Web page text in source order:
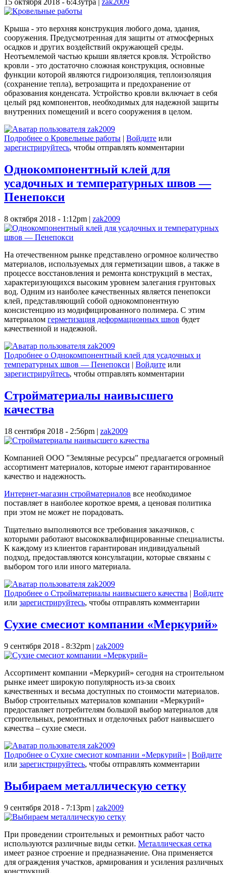
15 октября 2018 - 6:43утра zak2009
Крыша - это верхняя конструкция любого дома, здания,
сооружения. Предусмотренная для защиты от атмосферных
осадков и других воздействий окружающей среды.
Неотъемлемой частью крыши является кровля. Устройство
кровли - это достаточно сложная конструкция, основные
функции которой являются гидроизоляция, теплоизоляция
(сохранение тепла), ветрозащита и предохранение от
образования конденсата. Устройство кровли включает в себя
целый ряд компонентов, необходимых для надежной защиты
внутренних помещений и всего сооружения в целом.
Подробнее о Кровельные работы | Войдите или
зарегистрируйтесь, чтобы отправлять комментарии
Однокомпонентный клей для
усадочных и температурных швов —
Пенепокси
8 октября 2018 - 1:12pm | zak2009
На отечественном рынке представлено огромное количество
материалов, используемых для герметизации швов, а также в
процессе восстановления и ремонта конструкций в местах,
характеризующихся высоким уровнем залегания грунтовых
вод. Одним из наиболее качественных является пенепокси
клей, представляющий собой однокомпонентную
консистенцию из модифицированного полимера. С этим
материалом герметизация деформационных швов будет
качественной и надежной.
Подробнее о Однокомпонентный клей для усадочных и
температурных швов — Пенепокси | Войдите или
зарегистрируйтесь, чтобы отправлять комментарии
Стройматериалы наивысшего
качества
18 сентября 2018 - 2:56pm | zak2009
Компанией ООО "Земляные ресурсы" предлагается огромный
ассортимент материалов, которые имеют гарантированное
качество и надежность.
Интернет-магазин стройматериалов все необходимое
поставляет в наиболее короткое время, а ценовая политика
при этом не может не порадовать.
Тщательно выполняются все требования заказчиков, с
которыми работают высококвалифицированные специалисты.
К каждому из клиентов гарантирован индивидуальный
подход, предоставляются консультации, которые связаны с
выбором того или иного материала.
Подробнее о Стройматериалы наивысшего качества | Войдите
или зарегистрируйтесь, чтобы отправлять комментарии
Сухие смесиот компании «Меркурий»
9 сентября 2018 - 8:32pm | zak2009
Ассортимент компании «Меркурий» сегодня на строительном
рынке имеет широкую популярность из-за своих
качественных и весьма доступных по стоимости материалов.
Выбор строительных материалов компании «Меркурий»
предоставляет потребителям большой выбор материалов для
строительных, ремонтных и отделочных работ наивысшего
качества – сухие смеси.
Подробнее о Сухие смесиот компании «Меркурий» | Войдите
или зарегистрируйтесь, чтобы отправлять комментарии
Выбираем металлическую сетку
9 сентября 2018 - 7:13pm | zak2009
При проведении строительных и ремонтных работ часто
используются различные виды сетки. Металлическая сетка
имеет разное строение и предназначение. Она применяется
для ограждения участков, армирования и усиления различных
конструкций.